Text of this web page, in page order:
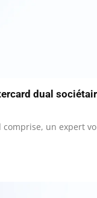
dual
un expert